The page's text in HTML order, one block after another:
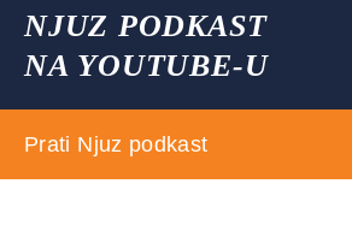
NJUZ PODKAST
NA YOUTUBE-U
Prati Njuz podkast